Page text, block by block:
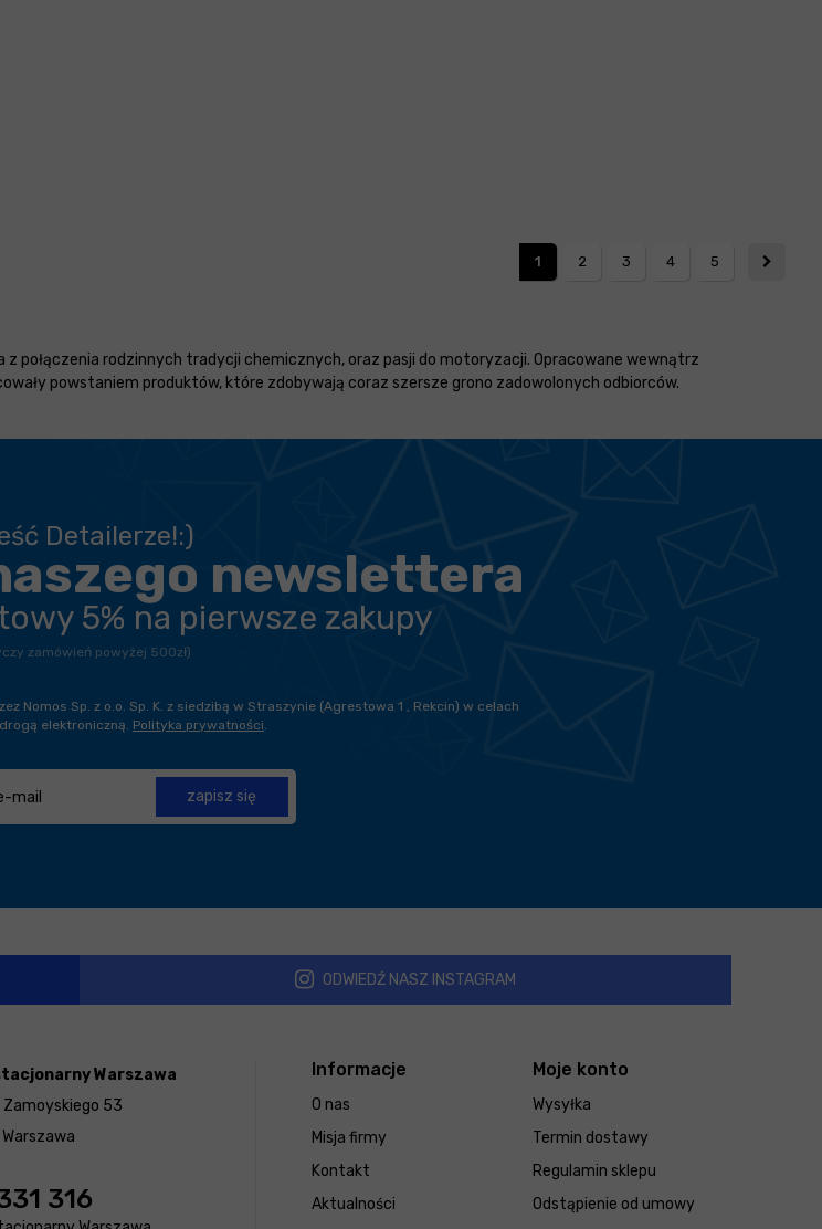
1 2 3 4 5
połączenia rodzinnych tradycji chemicznych, oraz pasji do motoryzacji. Opracowane wewnątrz
powstaniem produktów, które zdobywają coraz szersze grono zadowolonych odbiorców.
Detailerze!:)
newslettera
5% na pierwsze zakupy
zamówień powyżej 500zł)
Nomos Sp. z o.o. Sp. K. z siedzibą w Straszynie (Agrestowa 1 , Rekcin) w celach
elektroniczną. Polityka prywatności.
zapisz się
ODWIEDŹ NASZ INSTAGRAM
Informacje
O nas
Misja firmy
Kontakt
Aktualności
Moje konto
Wysyłka
Termin dostawy
Regulamin sklepu
Odstąpienie od umowy
Warszawa
Zamoyskiego 53
316